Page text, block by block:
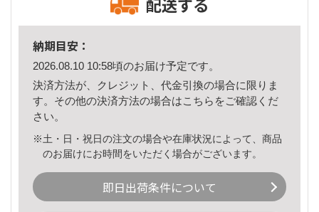
納期目安：
2026.08.10 10:58頃のお届け予定です。
決済方法が、クレジット、代金引換の場合に限りま
す。その他の決済方法の場合はこちら をご確認くだ
さい。
※土・日・祝日の注文の場合や在庫状況によって、商品
のお届けにお時間をいただく場合がございます。
即日出荷条件について